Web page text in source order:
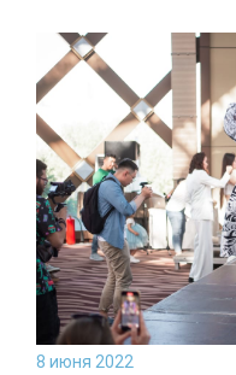
8 июня 2022